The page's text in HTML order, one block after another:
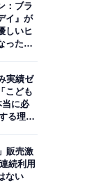
：ブラ
イ』が
しいヒ
った理
実績ゼ
こども
に必
る理想
販売激
続利用
ない